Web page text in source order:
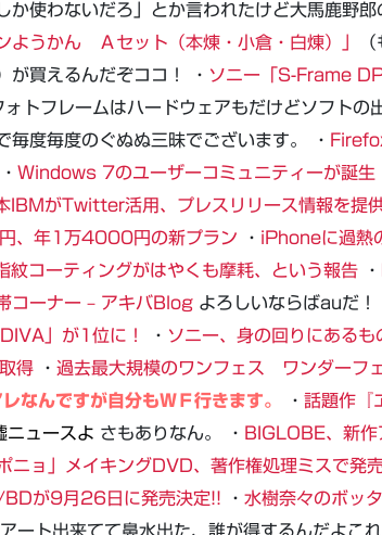
か使わないだろ」とか言われたけど大馬鹿野郎
ようかん Ａセット（本煉・小倉・白煉）」
が買えるんだぞココ！ ・ ソニー「S-Frame
トフレームはハードウェアもだけどソフトの
度毎度のぐぬぬ三昧でございます。 ・
・ Windows 7のユーザーコミュニティーが誕生
IBMがTwitter活用、プレスリリース情報を提
、年1万4000円の新プラン ・ iPhoneに過熱
コーティングがはやくも摩耗、という報告 ・
コーナー – アキバBlog よろしいならばauだ！
」が1位に！
・ ソニー、身の回りにあるも
得 ・ 過去最大規模のワンフェス ワンダーフ
なんですが自分もＷＦ行きます。 ・ 話題作『
ニュースよ さもありなん。 ・ BIGLOBE、新作
ポニョ」メイキングDVD、著作権処理ミスで発
BDが9月26日に発売決定!! ・ 水樹奈々のボッ
ート出来てて鼻水出た、誰が得するんだよこれ